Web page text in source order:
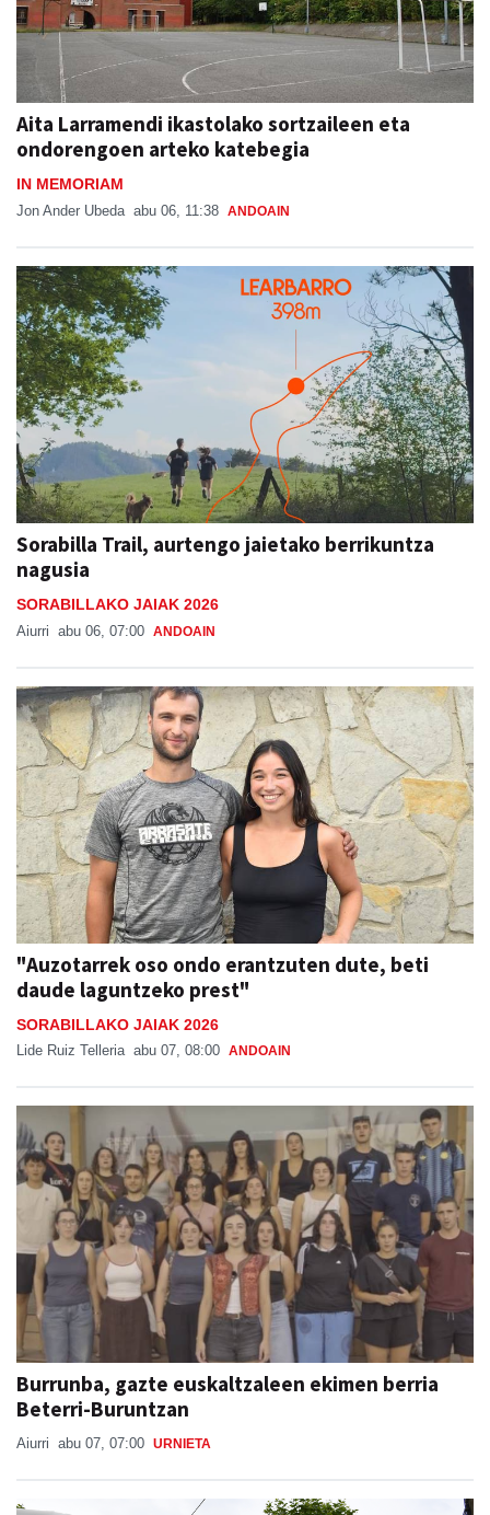
Aita Larramendi ikastolako sortzaileen eta
ondorengoen arteko katebegia
IN MEMORIAM
Jon Ander Ubeda abu 06, 11:38 ANDOAIN
Sorabilla Trail, aurtengo jaietako berrikuntza
nagusia
SORABILLAKO JAIAK 2026
Aiurri abu 06, 07:00 ANDOAIN
"Auzotarrek oso ondo erantzuten dute, beti
daude laguntzeko prest"
SORABILLAKO JAIAK 2026
Lide Ruiz Telleria abu 07, 08:00 ANDOAIN
Burrunba, gazte euskaltzaleen ekimen berria
Beterri-Buruntzan
Aiurri abu 07, 07:00 URNIETA